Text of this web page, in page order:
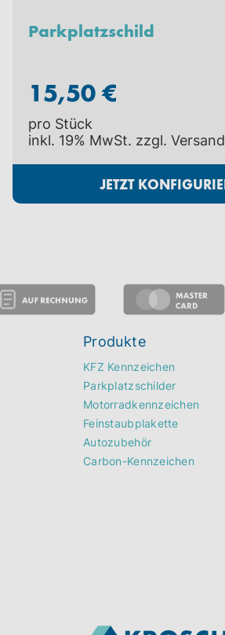
Parkplatzschild
15,50 €
pro Stück
inkl. 19% MwSt. zzgl. Versand
JETZT
Produkte
KFZ Kennzeichen
Parkplatzschilder
Motorradkennzeichen
Feinstaubplakette
Autozubehör
Carbon-Kennzeichen